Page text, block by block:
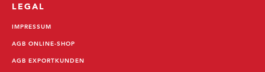
LEGAL
IMPRESSUM
AGB ONLINE-SHOP
AGB EXPORTKUNDEN